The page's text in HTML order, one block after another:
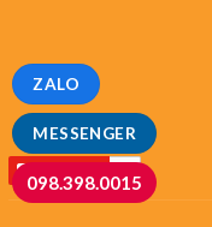
MESSENGER
ZALO
098.398.0015